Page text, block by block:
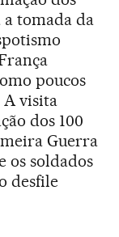
a tomada da
poucos
A visita
dos 100
Guerra
os soldados
desfile